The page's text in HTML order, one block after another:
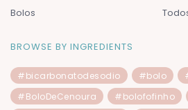
Bolos
BROWSE BY INGREDIENTS
#bicarbonatodesodio #bolo
#BoloDeCenoura
#bolofofinho